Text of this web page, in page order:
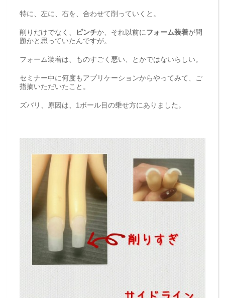
特に、左に、右を、合わせて削っていくと。
削りだけでなく、 ピンチか、それ以前にフォーム装着が問
題かと思っていたんですが。
フォーム装着は、ものすごく悪い、とかではないらしい。
セミナー中に何度もアプリケーションからやってみて、ご
指摘いただいたこと。
ズバリ、原因は、1ボール目の乗せ方にありました。